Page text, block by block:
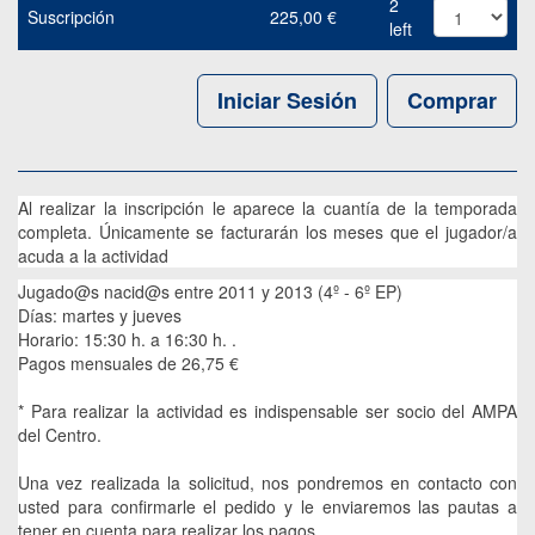
Suscripción 225,00 €
2
left
Comprar
Iniciar Sesión
Al realizar la inscripción le aparece la cuantía de la temporada
completa. Únicamente se facturarán los meses que el jugador/a
acuda a la actividad
Jugado@s nacid@s entre 2011 y 2013 (4º - 6º EP)
Días: martes y jueves
Horario: 15:30 h. a 16:30 h. .
Pagos mensuales de 26,75 €
* Para realizar la actividad es indispensable ser socio del AMPA
del Centro.
Una vez realizada la solicitud, nos pondremos en contacto con
usted para confirmarle el pedido y le enviaremos las pautas a
tener en cuenta para realizar los pagos